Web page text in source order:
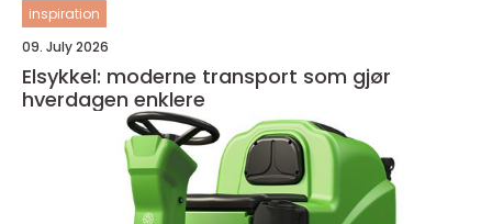
inspiration
09. July 2026
Elsykkel: moderne transport som gjør
hverdagen enklere